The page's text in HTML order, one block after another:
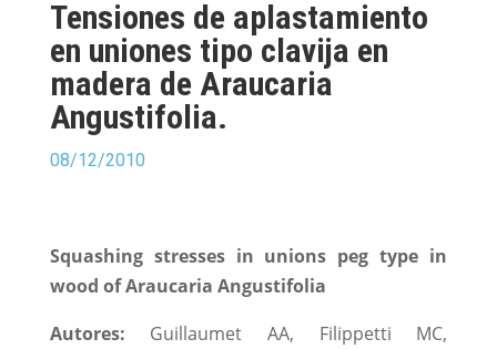
Tensiones de aplastamiento
en uniones tipo clavija en
madera de Araucaria
Angustifolia.
08/12/2010
Squashing stresses in unions peg type in
wood of Araucaria Angustifolia
Autores: Guillaumet AA, Filippetti MC,